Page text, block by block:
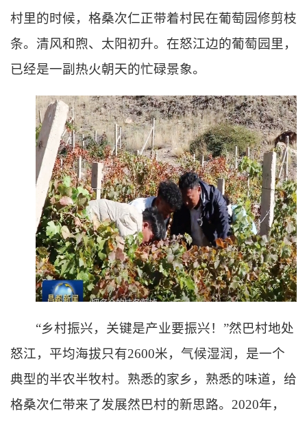
村里的时候，格桑次仁正带着村民在葡萄园修剪枝
条。清风和煦、太阳初升。在怒江边的葡萄园里，
已经是一副热火朝天的忙碌景象。
“乡村振兴，关键是产业要振兴！”然巴村地处
怒江，平均海拔只有2600米，气候湿润，是一个
典型的半农半牧村。熟悉的家乡，熟悉的味道，给
格桑次仁带来了发展然巴村的新思路。2020年，